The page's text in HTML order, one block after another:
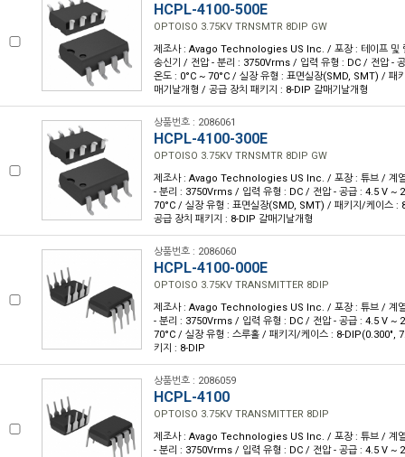
HCPL-4100-500E
OPTOISO 3.75KV TRNSMTR 8DIP GW
제조사 : Avago Technologies US Inc. / 포장 : 테이프 및
송신기 / 전압 - 분리 : 3750Vrms / 입력 유형 : DC / 전압 -
온도 : 0°C ~ 70°C / 실장 유형 : 표면실장(SMD, SMT) / 패
매기날개형 / 공급 장치 패키지 : 8-DIP 갈매기날개형
상품번호 : 2086061
HCPL-4100-300E
OPTOISO 3.75KV TRNSMTR 8DIP GW
제조사 : Avago Technologies US Inc. / 포장 : 튜브 / 계
- 분리 : 3750Vrms / 입력 유형 : DC / 전압 - 공급 : 4.5 V ~
70°C / 실장 유형 : 표면실장(SMD, SMT) / 패키지/케이스 :
공급 장치 패키지 : 8-DIP 갈매기날개형
상품번호 : 2086060
HCPL-4100-000E
OPTOISO 3.75KV TRANSMITTER 8DIP
제조사 : Avago Technologies US Inc. / 포장 : 튜브 / 계
- 분리 : 3750Vrms / 입력 유형 : DC / 전압 - 공급 : 4.5 V ~
70°C / 실장 유형 : 스루홀 / 패키지/케이스 : 8-DIP(0.300",
키지 : 8-DIP
상품번호 : 2086059
HCPL-4100
OPTOISO 3.75KV TRANSMITTER 8DIP
제조사 : Avago Technologies US Inc. / 포장 : 튜브 / 계
- 분리 : 3750Vrms / 입력 유형 : DC / 전압 - 공급 : 4.5 V ~